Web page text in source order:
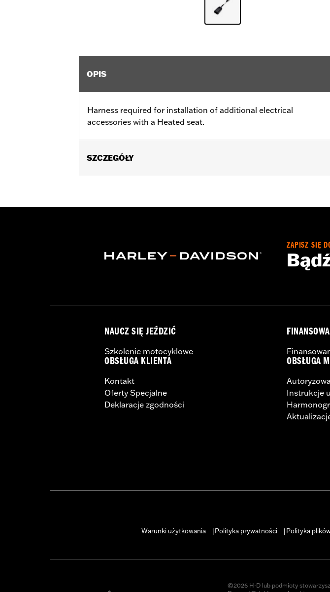
OPIS
Harness required for installation of additional electrical
accessories with a Heated seat.
SZCZEGÓŁY
Sold In Units:Each
ZAPISZ SIĘ
NAUCZ SIĘ JEŹDZIĆ
Szkolenie motocyklowe
OBSŁUGA KLIENTA
Kontakt
Oferty Specjalne
Deklaracje zgodności
OBSŁUGA
Instrukcje
Warunki użytkowania
Polityka prywatności Polityka
©2026 H-D lub podmioty